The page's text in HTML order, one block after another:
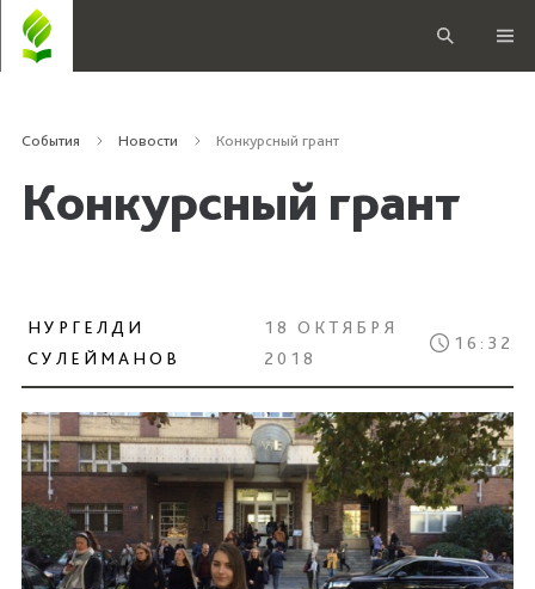
События Новости Конкурсный грант
Конкурсный грант
НУРГЕЛДИ
СУЛЕЙМАНОВ
18 ОКТЯБРЯ
2018
16:32